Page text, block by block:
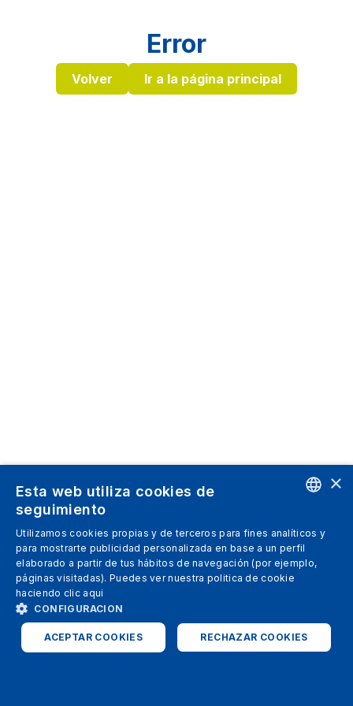
Error
Volver Ir a la página principal
SPANISH
ITALIAN
ENGLISH
×
Esta web utiliza cookies de
seguimiento
Utilizamos cookies propias y de terceros para fines analíticos y
para mostrarte publicidad personalizada en base a un perfil
elaborado a partir de tus hábitos de navegación (por ejemplo,
páginas visitadas). Puedes ver nuestra politica de cookie
haciendo clic aqui
CONFIGURACION
ACEPTAR COOKIES RECHAZAR COOKIES